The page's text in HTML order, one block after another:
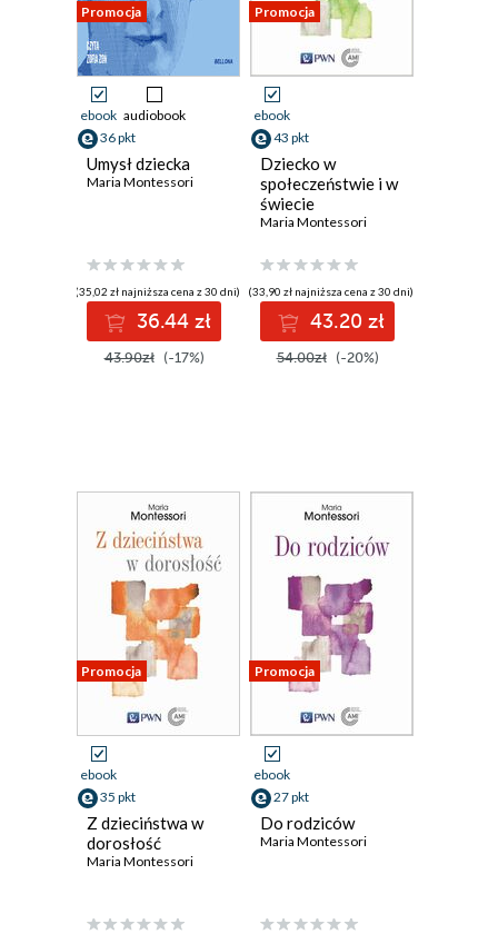
Promocja
ebook audiobook
36 pkt
Umysł dziecka
Maria Montessori
(35,02 zł najniższa cena z 30 dni)
36.44 zł
43.90zł (-17%)
Promocja
ebook
43 pkt
Dziecko w
społeczeństwie i w
świecie
Maria Montessori
(33,90 zł najniższa cena z 30 dni)
43.20 zł
54.00zł (-20%)
Promocja
ebook
35 pkt
Z dzieciństwa w
dorosłość
Maria Montessori
Promocja
ebook
27 pkt
Do rodziców
Maria Montessori